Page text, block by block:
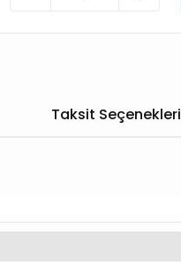
Taksit Seçenekleri